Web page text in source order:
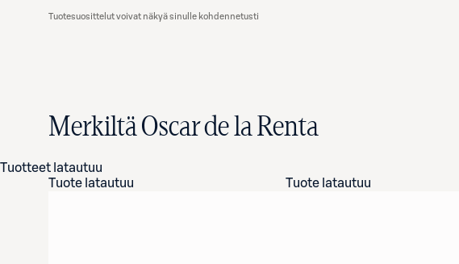
Tuotesuosittelut voivat näkyä sinulle kohdennetusti
Merkiltä Oscar de la Renta
Tuotteet latautuu
Tuote latautuu
Tuote latautuu